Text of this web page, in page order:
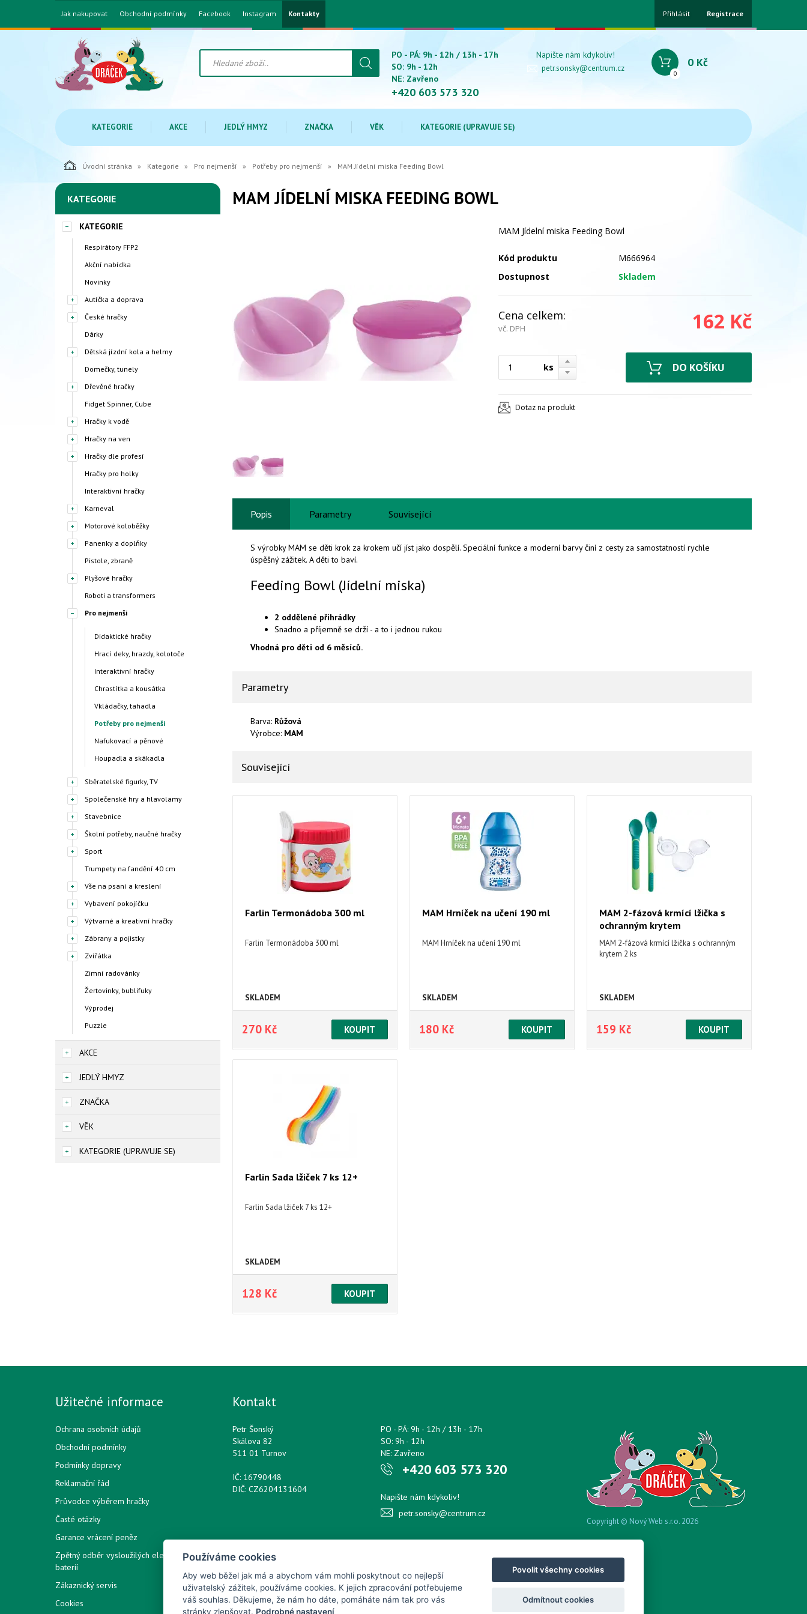
Jak nakupovat Obchodní podmínky Facebook Instagram Kontakty Přihlásit Registrace
PO - PÁ: 9h - 12h / 13h - 17h
SO: 9h - 12h
NE: Zavřeno
+420 603 573 320
Napište nám kdykoliv!
petr.sonsky@centrum.cz
0
0 Kč
KATEGORIE AKCE JEDLÝ HMYZ ZNAČKA VĚK KATEGORIE (UPRAVUJE SE)
Úvodní stránka Kategorie Pro nejmenší Potřeby pro nejmenší MAM Jídelní miska Feeding Bowl
KATEGORIE
KATEGORIE
Respirátory FFP2
Akční nabídka
Novinky
Autíčka a doprava
České hračky
Dárky
Dětská jízdní kola a helmy
Domečky, tunely
Dřevěné hračky
Fidget Spinner, Cube
Hračky k vodě
Hračky na ven
Hračky dle profesí
Hračky pro holky
Interaktivní hračky
Karneval
Motorové koloběžky
Panenky a doplňky
Pistole, zbraně
Plyšové hračky
Roboti a transformers
Pro nejmenší
Didaktické hračky
Hrací deky, hrazdy, kolotoče
Interaktivní hračky
Chrastítka a kousátka
Vkládačky, tahadla
Potřeby pro nejmenší
Nafukovací a pěnové
Houpadla a skákadla
Sběratelské figurky, TV
Společenské hry a hlavolamy
Stavebnice
Školní potřeby, naučné hračky
Sport
Trumpety na fandění 40 cm
Vše na psaní a kreslení
Vybavení pokojíčku
Výtvarné a kreativní hračky
Zábrany a pojistky
Zvířátka
Zimní radovánky
Žertovinky, bublifuky
Výprodej
Puzzle
AKCE
JEDLÝ HMYZ
ZNAČKA
VĚK
KATEGORIE (UPRAVUJE SE)
MAM JÍDELNÍ MISKA FEEDING BOWL
MAM Jídelní miska Feeding Bowl
Kód produktu
M666964
Dostupnost
Skladem
Cena celkem:
vč. DPH 162 Kč
ks
Dotaz na produkt
Popis Parametry Související
S výrobky MAM se děti krok za krokem učí jíst jako dospělí. Speciální funkce a moderní barvy činí z cesty za samostatností rychle
úspěšný zážitek. A děti to baví.
Feeding Bowl (Jídelní miska)
2 oddělené přihrádky
Snadno a příjemně se drží - a to i jednou rukou
Vhodná pro děti od 6 měsíců.
Parametry
Barva: Růžová
Výrobce: MAM
Související
Farlin Termonádoba 300 ml
Farlin Termonádoba 300 ml
SKLADEM
270 Kč
MAM Hrníček na učení 190 ml
MAM Hrníček na učení 190 ml
SKLADEM
180 Kč
MAM 2-fázová krmící lžička s
ochranným krytem
MAM 2-fázová krmící lžička s ochranným
krytem 2 ks
SKLADEM
159 Kč
Farlin Sada lžiček 7 ks 12+
Farlin Sada lžiček 7 ks 12+
SKLADEM
128 Kč
Užitečné informace
Ochrana osobních údajů
Obchodní podmínky
Podmínky dopravy
Reklamační řád
Průvodce výběrem hračky
Časté otázky
Garance vrácení peněz
Zpětný odběr vysloužilých elektrozařízení /
bateríí
Zákaznický servis
Cookies
Kontakt
Petr Šonský
Skálova 82
511 01 Turnov
IČ: 16790448
DIČ: CZ6204131604
PO - PÁ: 9h - 12h / 13h - 17h
SO: 9h - 12h
NE: Zavřeno
+420 603 573 320
Napište nám kdykoliv!
petr.sonsky@centrum.cz
Copyright © Nový Web s.r.o. 2026
Používáme cookies
Aby web běžel jak má a abychom vám mohli poskytnout co nejlepší
uživatelský zážitek, používáme cookies. K jejich zpracování potřebujeme
váš souhlas. Děkujeme, že nám ho dáte, pomáháte nám tak pro vás
stránky zlepšovat. Podrobné nastavení
Povolit všechny cookies
Odmítnout cookies